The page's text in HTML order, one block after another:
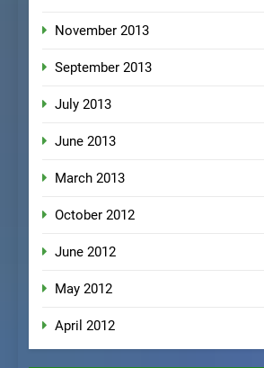
November 2013
September 2013
July 2013
June 2013
March 2013
October 2012
June 2012
May 2012
April 2012